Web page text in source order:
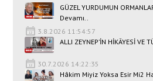
GÜZEL YURDUMUN
Devamı..
3.8.2026 11:54:57
ALLI ZEYNEP’İN HİKÂYESİ VE
30.7.2026 14:22:35
Hâkim Miyiz Yoksa Esir Mi2